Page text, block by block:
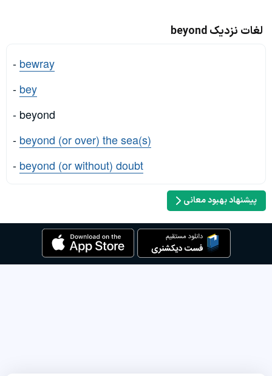
لغات نزدیک beyond
- bewray
- bey
- beyond
- beyond (or over) the sea(s)
- beyond (or without) doubt
پیشنهاد بهبود معانی